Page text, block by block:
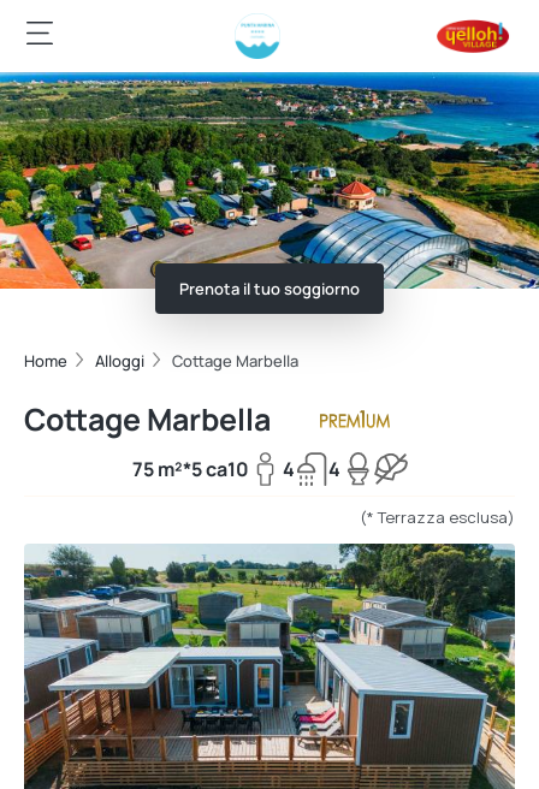
Prenota il tuo soggiorno
Home Alloggi Cottage Marbella
Cottage Marbella
75 m²*5 ca10 4 4
(* Terrazza esclusa)